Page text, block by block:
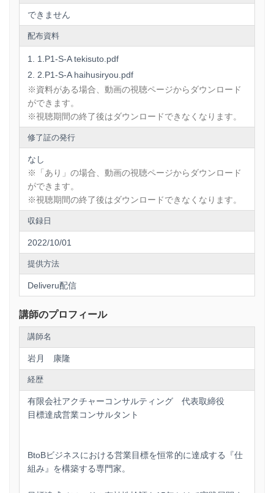
できません
配布資料
1.P1-S-A tekisuto.pdf
2.P1-S-A haihusiryou.pdf
※資料がある場合、動画の視聴ページからダウンロード
ができます。
※視聴期間の終了後はダウンロードできなくなります。
修了証の発行
なし
※「あり」の場合、動画の視聴ページからダウンロード
ができます。
※視聴期間の終了後はダウンロードできなくなります。
収録日
2022/10/01
提供方法
Deliveru配信
講師のプロフィール
講師名
岩月 康隆
経歴
有限会社アクチャーコンサルティング 代表取締役
目標達成営業コンサルタント
BtoBビジネスにおける営業目標を恒常的に達成する『仕
組み』を構築する専門家。